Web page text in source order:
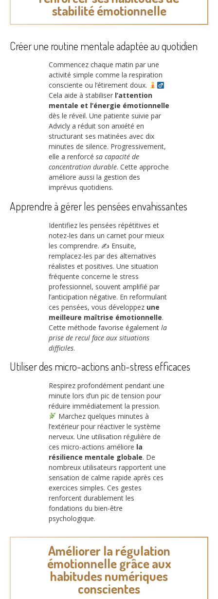
stabilité émotionnelle
Créer une routine mentale adaptée au quotidien
Commencez chaque matin par une
activité simple comme la respiration
consciente ou l’étirement doux.
Cela aide à stabiliser l’attention
mentale et l’énergie émotionnelle
dès le réveil. Une patiente suivie par
Advicly a réduit son anxiété en
structurant ses matinées avec dix
minutes de silence. Progressivement,
elle a renforcé sa capacité de
concentration durable. Cette approche
améliore aussi la gestion des
imprévus quotidiens.
Apprendre à gérer les pensées envahissantes
Identifiez les pensées répétitives et
notez-les dans un carnet pour mieux
les comprendre. ✍️ Ensuite,
remplacez-les par des alternatives
réalistes et positives. Une situation
fréquente concerne le stress
professionnel, souvent amplifié par
l’anticipation négative. En reformulant
ces pensées, vous développez une
meilleure maîtrise émotionnelle.
Cette méthode favorise également la
prise de recul face aux situations
difficiles.
Utiliser des micro-actions anti-stress efficaces
Respirez profondément pendant une
minute lors d’un pic de tension pour
réduire immédiatement la pression.
Marchez quelques minutes à
l’extérieur pour réactiver le système
nerveux. Une utilisation régulière de
ces micro-actions améliore la
résilience mentale globale. De
nombreux utilisateurs rapportent une
sensation de calme rapide après ces
exercices simples. Ces gestes
renforcent durablement les
fondations du bien-être
psychologique.
Améliorer la régulation
émotionnelle grâce aux
habitudes numériques
conscientes